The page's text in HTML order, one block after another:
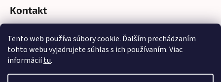
Tento web používa súbory cookie. Ďalším prechádzaním
tohto webu vyjadrujete súhlas s ich používaním. Viac
informáciítu.
Kontakt
https://www.facebook.com/latkychristel/?ref=embed_page